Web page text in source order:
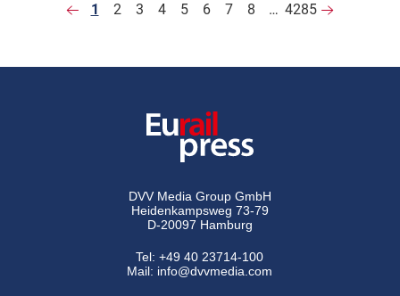
1 2 3 4 5 6 7 8 … 4285
DVV Media Group GmbH
Heidenkampsweg 73-79
D-20097 Hamburg
Tel:+49 40 23714-100
Mail: info@dvvmedia.com